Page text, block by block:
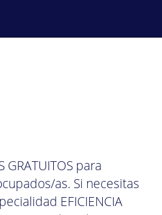
GRATUITOS para
as. Si necesitas
EFICIENCIA